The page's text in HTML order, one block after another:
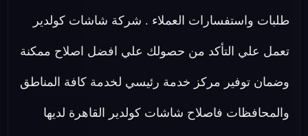
طلبات واستفسارات العملاء . شركة شاشات كولدير
تعمل علي التأكد من حصولك علي افضل اصلاح ممكنة
وضمان توفير مركز خدمة رئيسي لخدمة كافة المناطق
والمحافظات فاصلاح شاشات كولدير القاهرة لديها